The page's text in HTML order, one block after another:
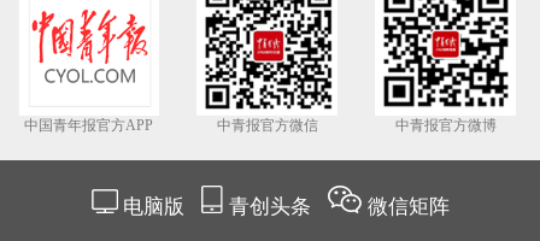
中国青年报官方APP 中青报官方微信 中青报官方微博
电脑版 青创头条 微信矩阵